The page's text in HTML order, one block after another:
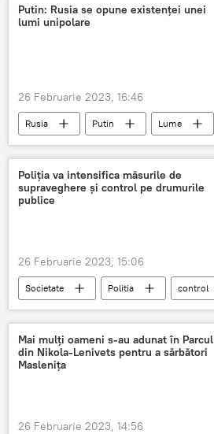
Putin: Rusia se opune existenţei unei
lumi unipolare
26 Februarie 2023, 16:46
Rusia Putin Lume
Poliția va intensifica măsurile de
supraveghere și control pe drumurile
publice
26 Februarie 2023, 15:06
Societate Politia control
Mai mulți oameni s-au adunat în Parcul
din Nikola-Lenivets pentru a sărbători
Maslenița
26 Februarie 2023, 14:56